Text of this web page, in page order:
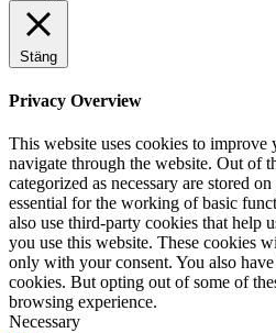
Stäng
Privacy Overview
This website uses cookies to
navigate through the website. Out of
categorized as necessary are stored
essential for the working of basic
also use third-party cookies that help
you use this website. These cookies
only with your consent. You also
cookies. But opting out of some of
browsing experience.
Necessary